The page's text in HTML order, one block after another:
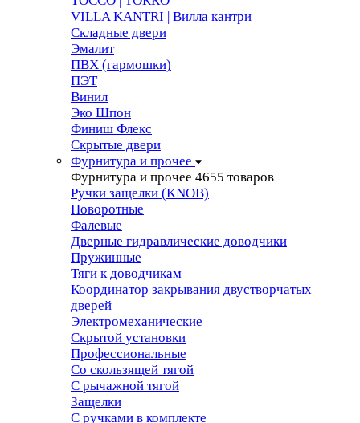
VILLA KANTRI | Вилла кантри
Складные двери
Эмалит
ПВХ (гармошки)
ПЭТ
Винил
Эко Шпон
Финиш Флекс
Скрытые двери
Фурнитура и прочее
Фурнитура и прочее 4655 товаров
Ручки защелки (KNOB)
Поворотные
Фалевые
Дверные гидравлические доводчики
Пружинные
Тяги к доводчикам
Координатор закрывания двустворчатых
дверей
Электромеханические
Скрытой установки
Профессиональные
Со скользящей тягой
С рычажной тягой
Защелки
С ручками в комплекте